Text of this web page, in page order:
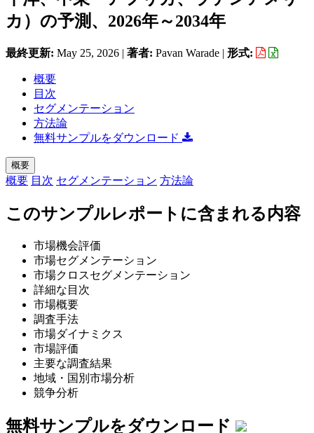
カ）の予測、2026年～2034年
最終更新: May 25, 2026 | 著者: Pavan Warade | 形式:
概要
目次
セグメンテーション
方法論
無料サンプルをダウンロード
概要
概要 目次 セグメンテーション 方法論
このサンプルレポートに含まれる内容
市場機会評価
市場セグメンテーション
市場クロスセグメンテーション
詳細な目次
市場概要
調査手法
市場ダイナミクス
市場評価
主要な調査結果
地域・国別市場分析
競争分析
無料サンプルをダウンロード